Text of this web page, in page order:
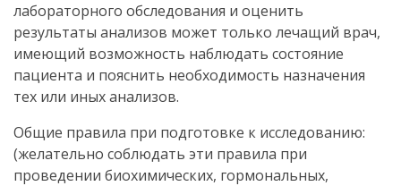
лабораторного обследования и оценить
результаты анализов может только лечащий врач,
имеющий возможность наблюдать состояние
пациента и пояснить необходимость назначения
тех или иных анализов.
Общие правила при подготовке к исследованию:
(желательно соблюдать эти правила при
проведении биохимических, гормональных,